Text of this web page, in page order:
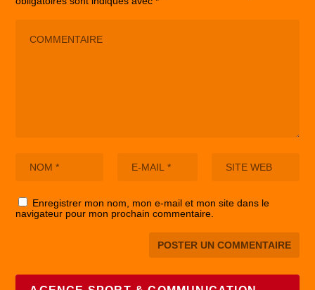
Enregistrer mon nom, mon e-mail et mon site dans le
navigateur pour mon prochain commentaire.